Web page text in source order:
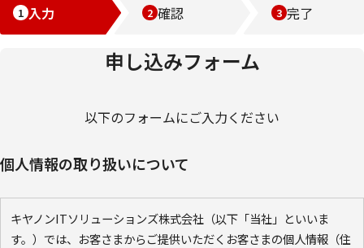
入力 確認 完了
申し込みフォーム
以下のフォームにご入力ください
個人情報の取り扱いについて
キヤノンITソリューションズ株式会社（以下「当社」といいま
す。）では、お客さまからご提供いただくお客さまの個人情報（住